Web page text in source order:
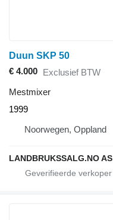
Duun SKP 50
€ 4.000 Exclusief BTW
Mestmixer
1999
Noorwegen, Oppland
LANDBRUKSSALG.NO AS